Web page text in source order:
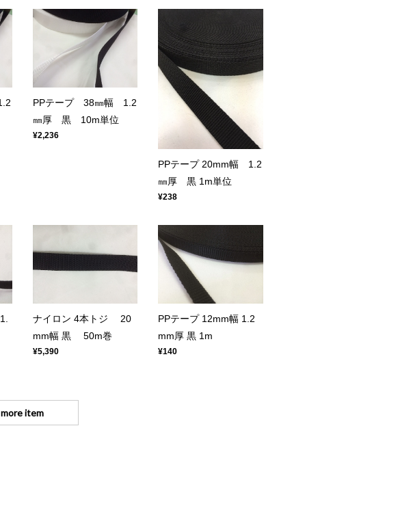
PPテープ 38㎜幅 1.2
㎜厚 黒 10m単位
¥2,236
PPテープ 20mm幅 1.2
㎜厚 黒 1m単位
¥238
ナイロン 4本トジ 20
mm幅 黒 50m巻
¥5,390
PPテープ 12mm幅 1.2
mm厚 黒 1m
¥140
more item